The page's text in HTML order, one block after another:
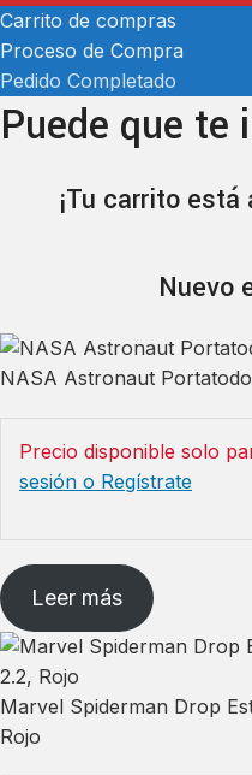
Carrito de compras
Proceso de Compra
Pedido Completado
Puede que te
¡Tu carrito
Nuevo
NASA Astronaut
Precio disponible solo
sesión o Regístrate
Leer más
Marvel Spiderman Drop
Rojo